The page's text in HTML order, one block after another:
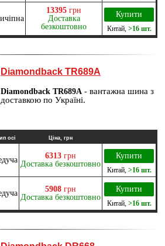
13395 грн
Доставка
безкоштовно
Купити
Китай, >16 шт.
Diamondback TR689A
Diamondback TR689A - вантажна шина з
доставкою по Україні.
осі Ціна, грн
6313 грн
Доставка безкоштовно
Купити
Китай, >16 шт.
5908 грн
Доставка безкоштовно
Купити
Китай, >16 шт.